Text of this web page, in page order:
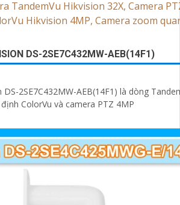
DS-2SE7C432MW-AEB(14F1)
2SE7C432MW-AEB(14F1) là dòng
ColorVu và camera PTZ 4MP